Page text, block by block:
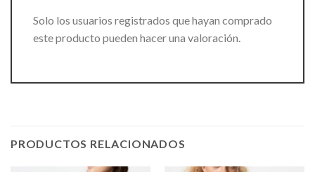
Solo los usuarios registrados que hayan comprado
este producto pueden hacer una valoración.
PRODUCTOS RELACIONADOS